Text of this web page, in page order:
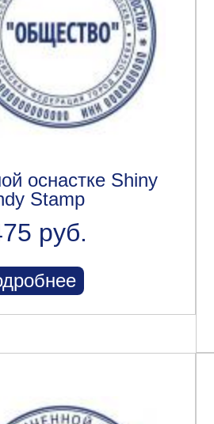
оснастке Shiny
Stamp
руб.